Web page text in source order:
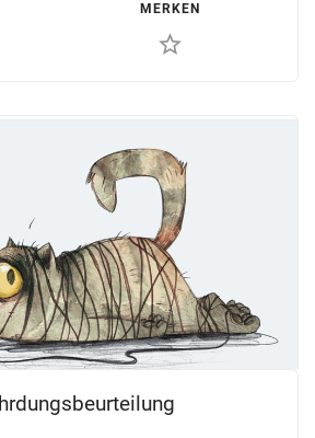
MERKEN
star_border